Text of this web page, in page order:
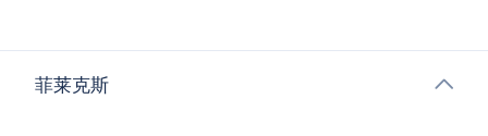
菲莱克斯